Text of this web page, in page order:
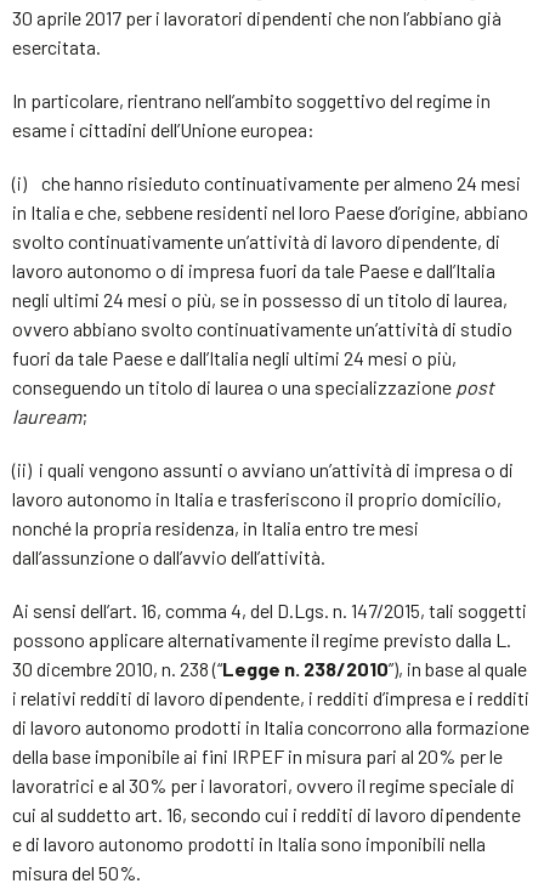
30 aprile 2017 per i lavoratori dipendenti che non l’abbiano già
esercitata.
In particolare, rientrano nell’ambito soggettivo del regime in
esame i cittadini dell’Unione europea:
(i) che hanno risieduto continuativamente per almeno 24 mesi
in Italia e che, sebbene residenti nel loro Paese d’origine, abbiano
svolto continuativamente un’attività di lavoro dipendente, di
lavoro autonomo o di impresa fuori da tale Paese e dall’Italia
negli ultimi 24 mesi o più, se in possesso di un titolo di laurea,
ovvero abbiano svolto continuativamente un’attività di studio
fuori da tale Paese e dall’Italia negli ultimi 24 mesi o più,
conseguendo un titolo di laurea o una specializzazione post
lauream;
(ii) i quali vengono assunti o avviano un’attività di impresa o di
lavoro autonomo in Italia e trasferiscono il proprio domicilio,
nonché la propria residenza, in Italia entro tre mesi
dall’assunzione o dall’avvio dell’attività.
Ai sensi dell’art. 16, comma 4, del D.Lgs. n. 147/2015, tali soggetti
possono applicare alternativamente il regime previsto dalla L.
30 dicembre 2010, n. 238 (“Legge n. 238/2010”), in base al quale
i relativi redditi di lavoro dipendente, i redditi d’impresa e i redditi
di lavoro autonomo prodotti in Italia concorrono alla formazione
della base imponibile ai fini IRPEF in misura pari al 20% per le
lavoratrici e al 30% per i lavoratori, ovvero il regime speciale di
cui al suddetto art. 16, secondo cui i redditi di lavoro dipendente
e di lavoro autonomo prodotti in Italia sono imponibili nella
misura del 50%.